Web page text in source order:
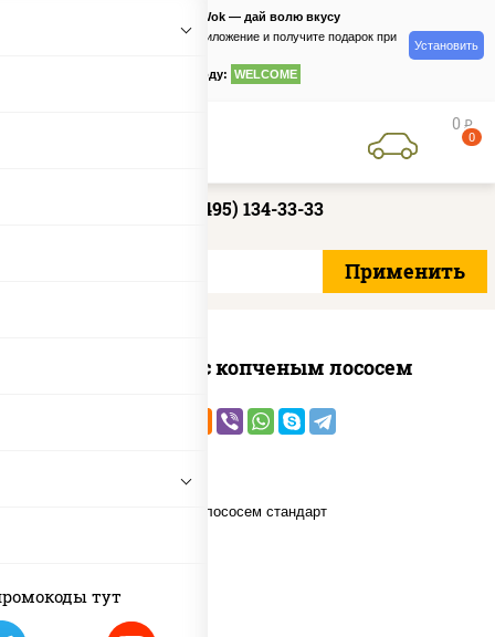
тут
PizzaSushiWok — дай волю вкусу
Скачайте приложение и получите подарок при
по промокоду: WELCOME
Установить
0 руб
0
+7 (495) 134-33-33
Спайс ролл с копченым лососем